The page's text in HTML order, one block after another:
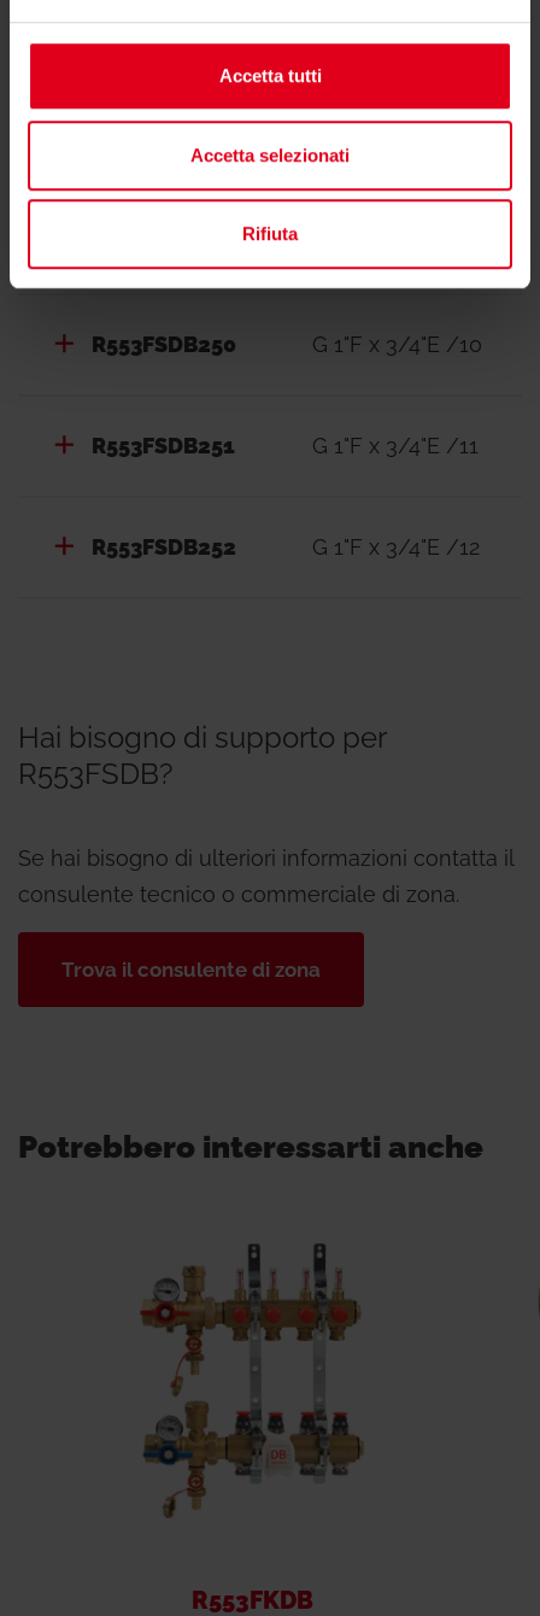
Accetta tutti
Accetta selezionati
Rifiuta
R553FSDB247 G 1"F x 3/4"E /7
R553FSDB250 G 1"F x 3/4"E /10
R553FSDB251 G 1"F x 3/4"E /11
R553FSDB252 G 1"F x 3/4"E /12
Hai bisogno di supporto per
R553FSDB?
Se hai bisogno di ulteriori informazioni contatta il
consulente tecnico o commerciale di zona.
Trova il consulente di zona
Potrebbero interessarti anche
R553FKDB